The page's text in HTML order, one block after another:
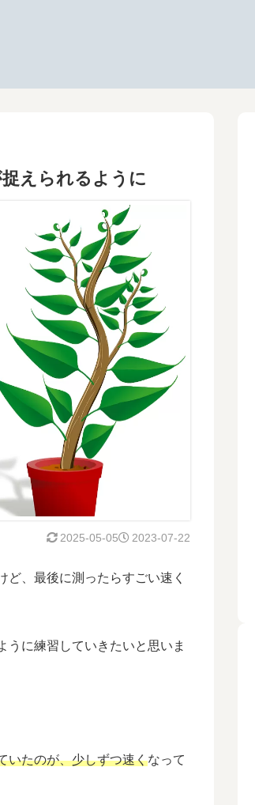
えられるように
2023-07-22
2025-05-05
、最後に測ったらすごい速く
うに練習していきたいと思いま
いたのが、少しずつ速くなって